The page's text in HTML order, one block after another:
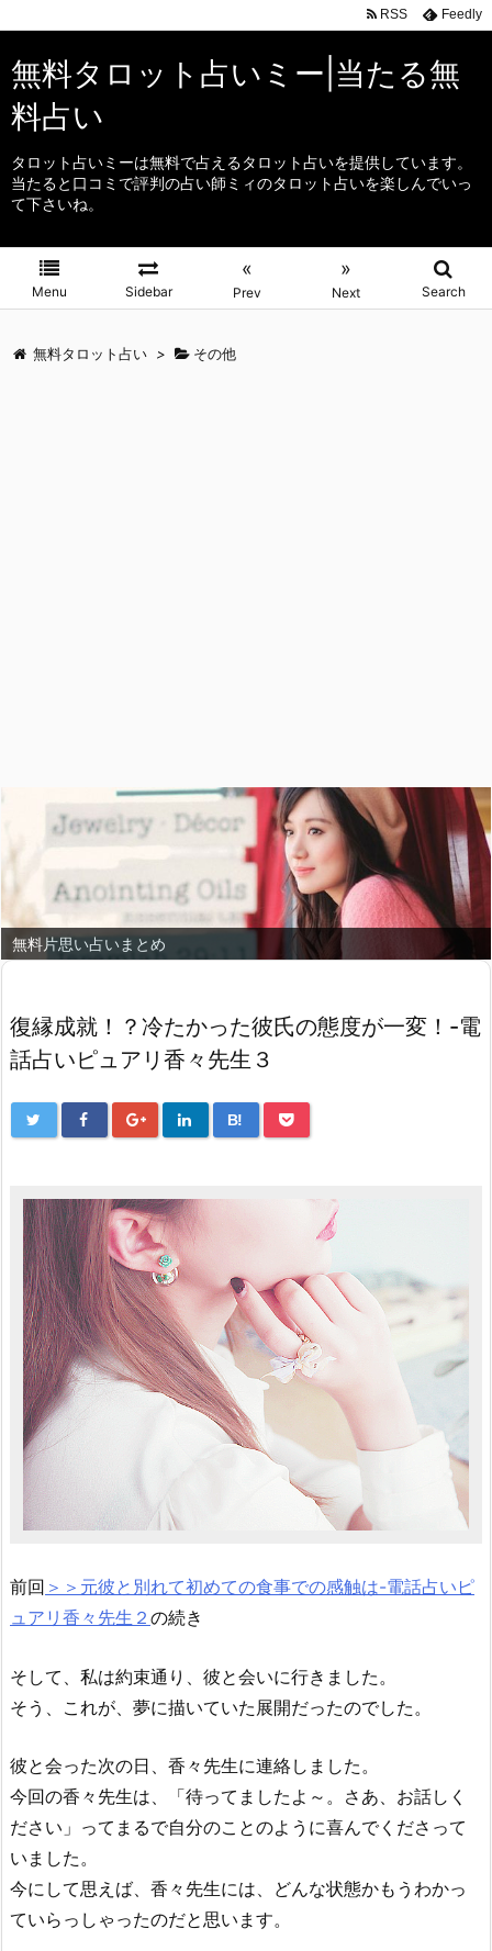
無料タロット占いミー|当たる無
料占い
タロット占いミーは無料で占えるタロット占いを提供しています。
当たると口コミで評判の占い師ミィのタロット占いを楽しんでいっ
て下さいね。
Menu Sidebar
«
Prev
»
Next Search
RSS Feedly
無料タロット占い > その他
無料片思い占いまとめ
復縁成就！？冷たかった彼氏の態度が一変！-電
話占いピュアリ香々先生３
B!
前回 ＞＞元彼と別れて初めての食事での感触は-電話占いピ
ュアリ香々先生２ の続き
そして、私は約束通り、彼と会いに行きました。
そう、これが、夢に描いていた展開だったのでした。
彼と会った次の日、香々先生に連絡しました。
今回の香々先生は、「待ってましたよ～。さあ、お話しく
ださい」ってまるで自分のことのように喜んでくださって
いました。
今にして思えば、香々先生には、どんな状態かもうわかっ
ていらっしゃったのだと思います。